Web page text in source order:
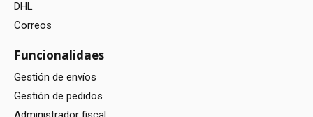
DHL
Correos
Funcionalidaes
Gestión de envíos
Gestión de pedidos